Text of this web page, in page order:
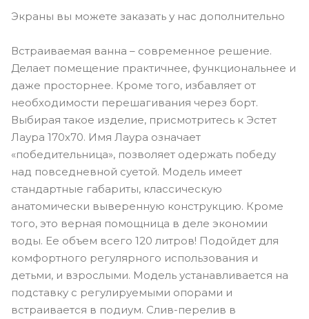
Экраны вы можете заказать у нас дополнительно
Встраиваемая ванна – современное решение.
Делает помещение практичнее, функциональнее и
даже просторнее. Кроме того, избавляет от
необходимости перешагивания через борт.
Выбирая такое изделие, присмотритесь к Эстет
Лаура 170х70. Имя Лаура означает
«победительница», позволяет одержать победу
над повседневной суетой. Модель имеет
стандартные габариты, классическую
анатомически выверенную конструкцию. Кроме
того, это верная помощница в деле экономии
воды. Ее объем всего 120 литров! Подойдет для
комфортного регулярного использования и
детьми, и взрослыми. Модель устанавливается на
подставку с регулируемыми опорами и
встраивается в подиум. Слив-перелив в